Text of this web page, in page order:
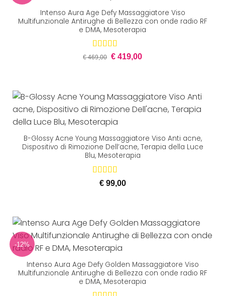
Intenso Aura Age Defy Massaggiatore Viso
Multifunzionale Antirughe di Bellezza con onde radio RF
e DMA, Mesoterapia
Valutato
€469,00 Il
prezzo
€419,00Il
prezzo
B-Glossy Acne Young Massaggiatore Viso Anti acne,
Dispositivo di Rimozione Dell’acne, Terapia della Luce
Blu, Mesoterapia
Valutato
su 5
€99,00
-12%
Intenso Aura Age Defy Golden Massaggiatore Viso
Multifunzionale Antirughe di Bellezza con onde radio RF
e DMA, Mesoterapia